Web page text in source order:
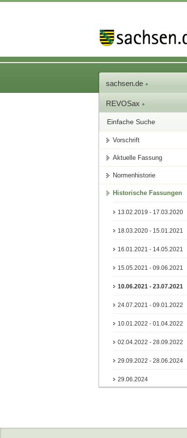
sachsen.de
REVOSax
Einfache Suche
Vorschrift
Aktuelle Fassung
Normenhistorie
Historische Fassungen
13.02.2019 - 17.03.2020
18.03.2020 - 15.01.2021
16.01.2021 - 14.05.2021
15.05.2021 - 09.06.2021
10.06.2021 - 23.07.2021
24.07.2021 - 09.01.2022
10.01.2022 - 01.04.2022
02.04.2022 - 28.09.2022
29.09.2022 - 28.06.2024
29.06.2024